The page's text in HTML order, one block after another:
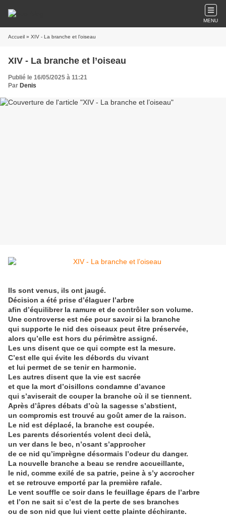
MENU
Accueil » XIV - La branche et l’oiseau
XIV - La branche et l’oiseau
Publié le 16/05/2025 à 11:21
Par Denis
Ils sont venus, ils ont jaugé.
Décision a été prise d’élaguer l’arbre
afin d’équilibrer la ramure et de contrôler son volume.
Une controverse est née pour savoir si la branche
qui supporte le nid des oiseaux peut être préservée,
alors qu’elle est hors du périmètre assigné.
Les uns disent que ce qui compte est la mesure.
C’est elle qui évite les débords du vivant
et lui permet de se tenir en harmonie.
Les autres disent que la vie est sacrée
et que la mort d’oisillons condamne d’avance
qui s’aviserait de couper la branche où il se tiennent.
Après d’âpres débats d’où la sagesse s’abstient,
un compromis est trouvé au goût amer de la raison.
Le nid est déplacé, la branche est coupée.
Les parents désorientés volent deci delà,
un ver dans le bec, n’osant s’approcher
de ce nid qu’imprègne désormais l’odeur du danger.
La nouvelle branche a beau se rendre accueillante,
le nid, comme exilé de sa patrie, peine à s’y accrocher
et se retrouve emporté par la première rafale.
Le vent souffle ce soir dans le feuillage épars de l’arbre
et l’on ne sait si c’est de la perte de ses branches
ou de son nid que lui vient cette plainte déchirante.